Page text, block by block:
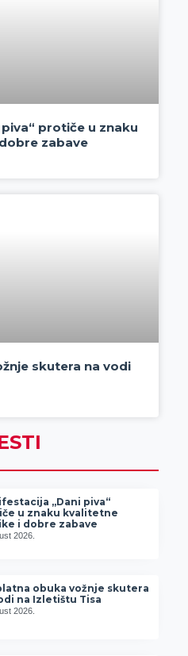
protiče u znaku
zabave
skutera na vodi
„Dani piva“
u znaku kvalitetne
i dobre zabave
2026.
obuka vožnje skutera
na Izletištu Tisa
2026.